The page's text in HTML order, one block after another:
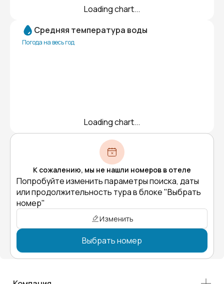
Loading chart...
Средняя температура воды
Погода на весь год
Loading chart...
К сожалению, мы не нашли номеров в отеле
Попробуйте изменить параметры поиска, даты
или продолжительность тура в блоке "Выбрать
номер"
Изменить
Выбрать номер